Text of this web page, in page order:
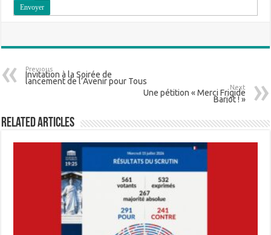
Previous
Invitation à la Soirée de
lancement de l’Avenir pour Tous
Next
Une pétition « Merci Frigide
Barjot ! »
Related Articles